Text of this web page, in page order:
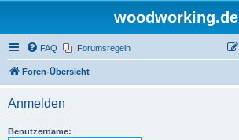
woodworking.de
FAQ Forumsregeln
Foren-Übersicht
Anmelden
Benutzername: